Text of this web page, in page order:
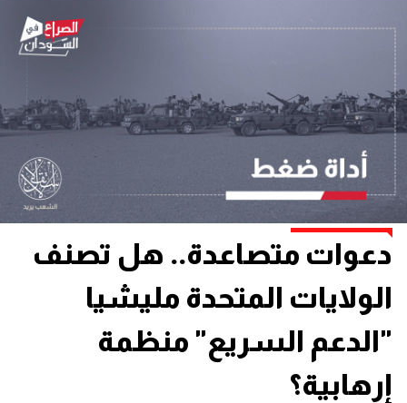
دعوات متصاعدة.. هل تصنف
الولايات المتحدة مليشيا
"الدعم السريع" منظمة
إرهابية؟